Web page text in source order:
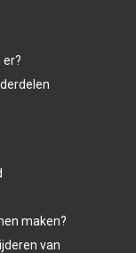
er?
maken?
van